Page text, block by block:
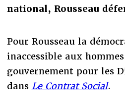
national, Rousseau
Pour Rousseau la
inaccessible aux
gouvernement pour les
dans Le Contrat Social.